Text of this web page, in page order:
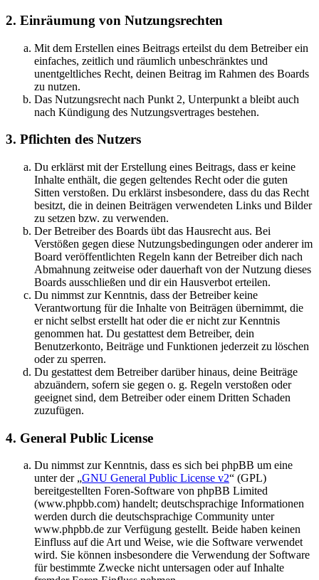
2. Einräumung von Nutzungsrechten
Mit dem Erstellen eines Beitrags erteilst du dem Betreiber ein
einfaches, zeitlich und räumlich unbeschränktes und
unentgeltliches Recht, deinen Beitrag im Rahmen des Boards
zu nutzen.
Das Nutzungsrecht nach Punkt 2, Unterpunkt a bleibt auch
nach Kündigung des Nutzungsvertrages bestehen.
3. Pflichten des Nutzers
Du erklärst mit der Erstellung eines Beitrags, dass er keine
Inhalte enthält, die gegen geltendes Recht oder die guten
Sitten verstoßen. Du erklärst insbesondere, dass du das Recht
besitzt, die in deinen Beiträgen verwendeten Links und Bilder
zu setzen bzw. zu verwenden.
Der Betreiber des Boards übt das Hausrecht aus. Bei
Verstößen gegen diese Nutzungsbedingungen oder anderer im
Board veröffentlichten Regeln kann der Betreiber dich nach
Abmahnung zeitweise oder dauerhaft von der Nutzung dieses
Boards ausschließen und dir ein Hausverbot erteilen.
Du nimmst zur Kenntnis, dass der Betreiber keine
Verantwortung für die Inhalte von Beiträgen übernimmt, die
er nicht selbst erstellt hat oder die er nicht zur Kenntnis
genommen hat. Du gestattest dem Betreiber, dein
Benutzerkonto, Beiträge und Funktionen jederzeit zu löschen
oder zu sperren.
Du gestattest dem Betreiber darüber hinaus, deine Beiträge
abzuändern, sofern sie gegen o. g. Regeln verstoßen oder
geeignet sind, dem Betreiber oder einem Dritten Schaden
zuzufügen.
4. General Public License
Du nimmst zur Kenntnis, dass es sich bei phpBB um eine
unter der „GNU General Public License v2“ (GPL)
bereitgestellten Foren-Software von phpBB Limited
(www.phpbb.com) handelt; deutschsprachige Informationen
werden durch die deutschsprachige Community unter
www.phpbb.de zur Verfügung gestellt. Beide haben keinen
Einfluss auf die Art und Weise, wie die Software verwendet
wird. Sie können insbesondere die Verwendung der Software
für bestimmte Zwecke nicht untersagen oder auf Inhalte